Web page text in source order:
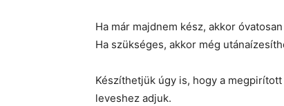
Ha már majdnem kész, akkor
Ha szükséges, akkor még
Készíthetjük úgy is, hogy a
leveshez adjuk.